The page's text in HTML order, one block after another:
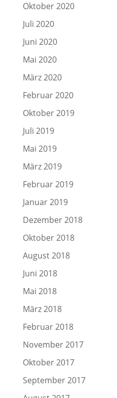
Oktober 2020
Juli 2020
Juni 2020
Mai 2020
März 2020
Februar 2020
Oktober 2019
Juli 2019
Mai 2019
März 2019
Februar 2019
Januar 2019
Dezember 2018
Oktober 2018
August 2018
Juni 2018
Mai 2018
März 2018
Februar 2018
November 2017
Oktober 2017
September 2017